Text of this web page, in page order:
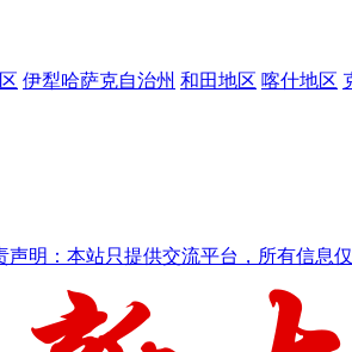
伊犁哈萨克自治州 和田地区 喀什地区
声明：本站只提供交流平台，所有信息